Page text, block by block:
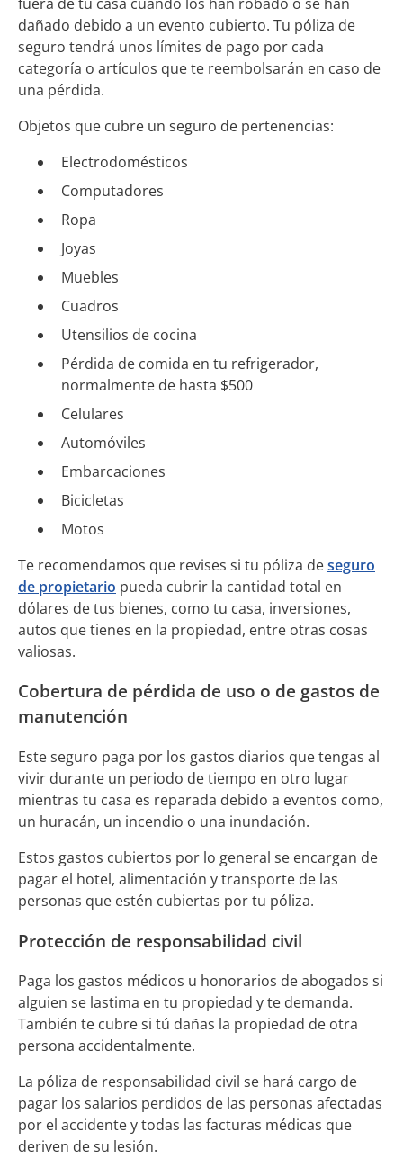
dañado debido a un evento cubierto. Tu póliza de
seguro tendrá unos límites de pago por cada
categoría o artículos que te reembolsarán en caso de
una pérdida.
Objetos que cubre un seguro de pertenencias:
Electrodomésticos
Computadores
Ropa
Joyas
Muebles
Cuadros
Utensilios de cocina
Pérdida de comida en tu refrigerador,
normalmente de hasta $500
Celulares
Automóviles
Embarcaciones
Bicicletas
Motos
Te recomendamos que revises si tu póliza deseguro
de propietario pueda cubrir la cantidad total en
dólares de tus bienes, como tu casa, inversiones,
autos que tienes en la propiedad, entre otras cosas
valiosas.
Cobertura de pérdida de uso o de gastos de
manutención
Este seguro paga por los gastos diarios que tengas al
vivir durante un periodo de tiempo en otro lugar
mientras tu casa es reparada debido a eventos como,
un huracán, un incendio o una inundación.
Estos gastos cubiertos por lo general se encargan de
pagar el hotel, alimentación y transporte de las
personas que estén cubiertas por tu póliza.
Protección de responsabilidad civil
Paga los gastos médicos u honorarios de abogados si
alguien se lastima en tu propiedad y te demanda.
También te cubre si tú dañas la propiedad de otra
persona accidentalmente.
La póliza de responsabilidad civil se hará cargo de
pagar los salarios perdidos de las personas afectadas
por el accidente y todas las facturas médicas que
deriven de su lesión.